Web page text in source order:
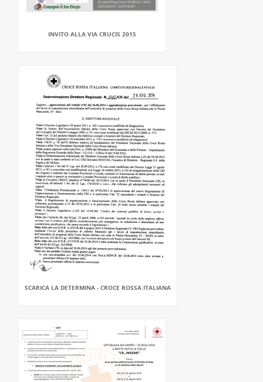
INVITO ALLA VIA CRUCIS 2015
SCARICA LA DETERMINA - CROCE ROSSA ITALIANA